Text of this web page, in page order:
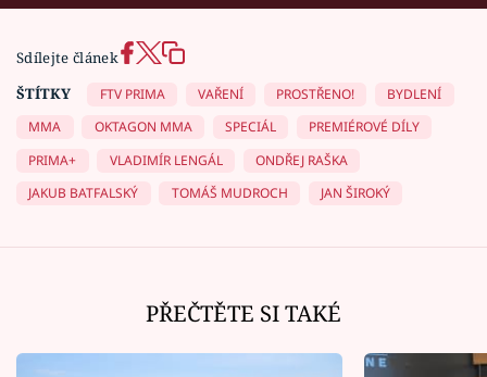
Sdílejte článek
ŠTÍTKY
FTV PRIMA VAŘENÍ PROSTŘENO!
BYDLENÍ
MMA
OKTAGON MMA SPECIÁL
PREMIÉROVÉ DÍLY
PRIMA+
VLADIMÍR LENGÁL
ONDŘEJ RAŠKA
JAKUB BATFALSKÝ
TOMÁŠ MUDROCH JAN ŠIROKÝ
PŘEČTĚTE SI TAKÉ